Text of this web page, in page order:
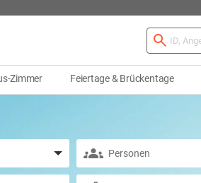
Zimmer Feiertage & Brückentage